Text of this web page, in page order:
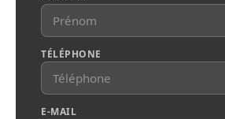
TÉLÉPHONE
E-MAIL